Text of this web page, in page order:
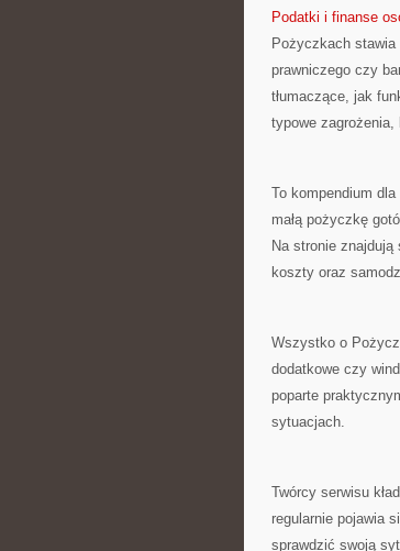
Podatki i finanse
Pożyczkach
prawniczego czy
tłumaczące, jak
typowe zagrożenia,
To kompendium
małą pożyczkę
Na stronie
koszty oraz
Wszystko o
dodatkowe czy
poparte
sytuacjach.
Twórcy serwisu
regularnie pojawia
sprawdzić swoją